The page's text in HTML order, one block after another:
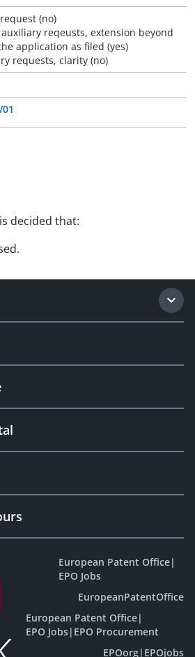
(no)
reqeusts, extension beyond
application as filed (yes)
requests, clarity (no)
decided that:
European Patent Office|
EPO Jobs
EuropeanPatentOffice
European Patent Office|
EPO Jobs| EPO Procurement
EPOorg| EPOjobs